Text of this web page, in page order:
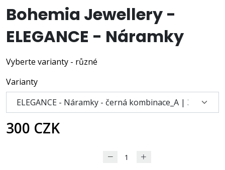
Bohemia Jewellery -
ELEGANCE - Náramky
Vyberte varianty - různé
Varianty
300 CZK